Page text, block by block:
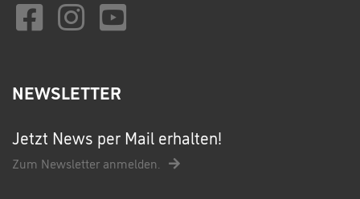
NEWSLETTER
Jetzt News per Mail erhalten!
Zum Newsletter anmelden.